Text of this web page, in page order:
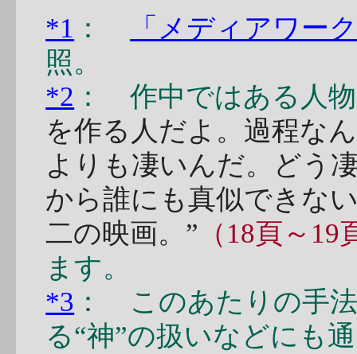
*1 ：
「メディアワー
照。
*2 ： 作中ではある人
を作る人だよ。過程な
よりも凄いんだ。どう
から誰にも真似できな
二の映画。” （18頁～19
ます。
*3 ： このあたりの手
る“神”の扱いなどにも